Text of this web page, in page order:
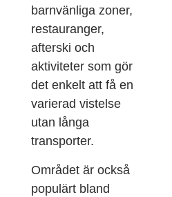
barnvänliga zoner,
restauranger,
afterski och
aktiviteter som gör
det enkelt att få en
varierad vistelse
utan långa
transporter.
Området är också
populärt bland